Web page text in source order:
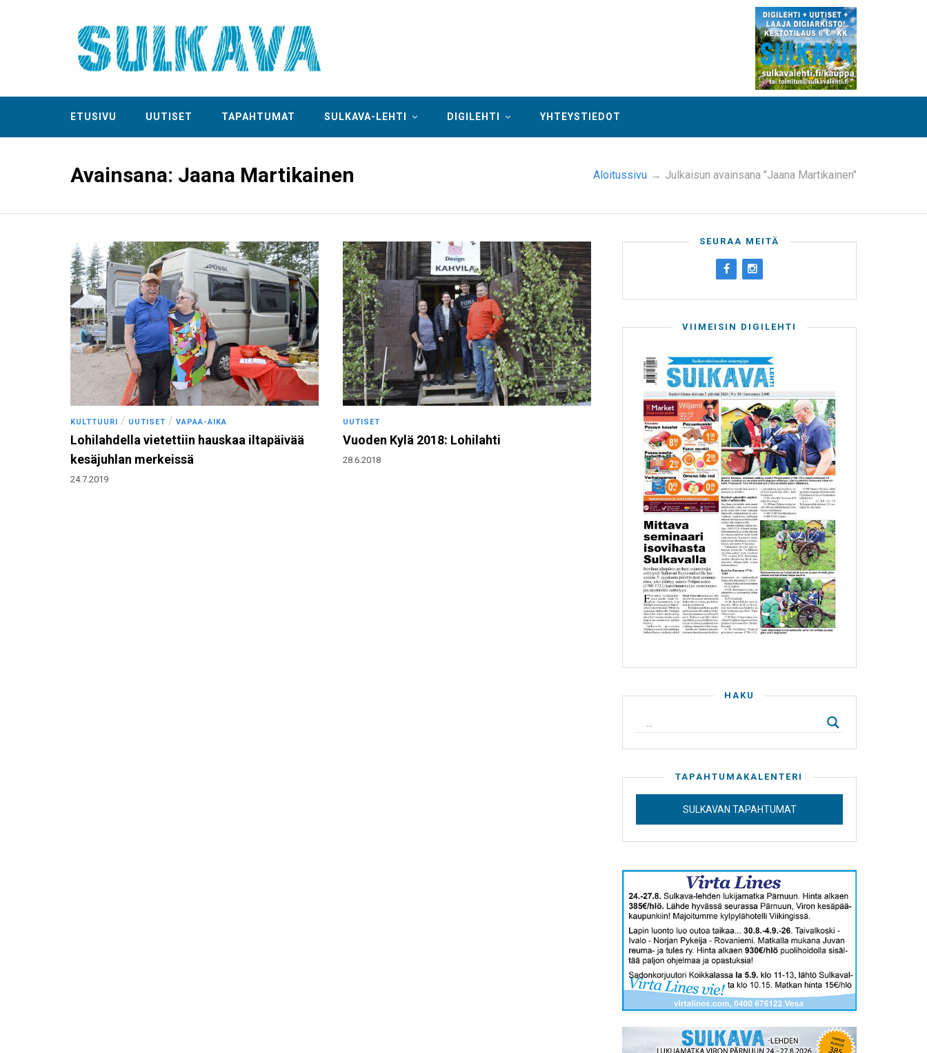
ETUSIVU UUTISET TAPAHTUMAT SULKAVA-LEHTI DIGILEHTI YHTEYSTIEDOT
Avainsana: Jaana Martikainen Aloitussivu → Julkaisun avainsana "Jaana Martikainen"
KULTTUURI / UUTISET / VAPAA-AIKA
Lohilahdella vietettiin hauskaa iltapäivää
kesäjuhlan merkeissä
24.7.2019
UUTISET
Vuoden Kylä 2018: Lohilahti
28.6.2018
SEURAA MEITÄ
VIIMEISIN DIGILEHTI
HAKU
TAPAHTUMAKALENTERI
SULKAVAN TAPAHTUMAT